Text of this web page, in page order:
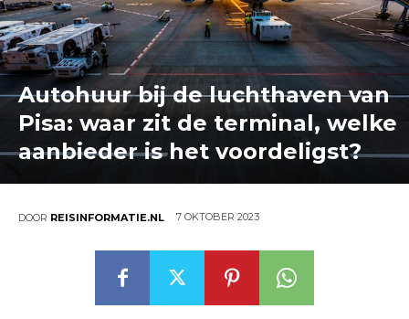
Autohuur bij de luchthaven van
Pisa: waar zit de terminal, welke
aanbieder is het voordeligst?
DOOR REISINFORMATIE.NL 7 OKTOBER 2023